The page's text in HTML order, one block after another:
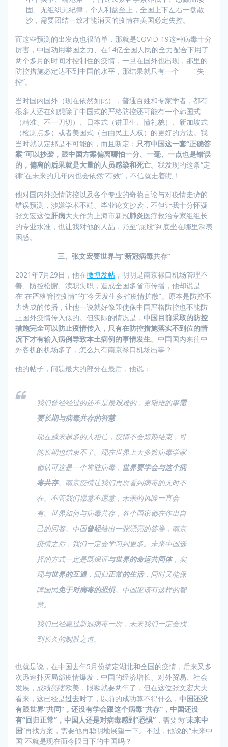
固、无组织无纪律，个人利益至上，全国上下左右一盘散
沙，需要团结一致才能消灭的疫情在美国必定失控。
而这些预测的出发点也很简单，那就是COVID-19这种病毒十分
厉害，中国动用举国之力、在14亿全国人民的全力配合下用了
两个多月的时间才控制住的疫情，一旦在国外也出现，那里的
防控措施必定达不到中国的水平，那结果就只有一个——“失
控”。
当时国内国外（现在依然如此），普通百姓和专家学者，都有
很多人还在幻想除了中国式的严格防控还可能有一个韩国式
（精准、不一刀切）、日本式（讲卫生、懂礼貌）、新加坡式
（检测点多）或者美国式（自由民主人权）的更好的方法。我
当时就认定那是不可能的，而且断定： 只有中国这一套“正确答
案”可以抄袭，跟中国方案偏离哪怕一分、一毫、一点也是错误
的，偏离的后果就是大量的人员感染和死亡。 我发现的这条“定
律”在未来的几年内也会依然“有效”，不信就走着瞧！
他对国内外疫情防控以及各个专业的奇葩言论与对疫情走势的
错误预测，涉嫌学术不端、毕业论文抄袭，不但让我十分怀疑
张文宏这位肝病大夫作为上海市新冠肺炎医疗救治专家组组长
的专业水准，也让我对他的人品，乃至“屁股”到底坐在哪里深表
困惑。
三、张文宏要世界与“新冠病毒共存”
2021年7月29日，他在微博发帖 ，明明是南京禄口机场管理不
善、防控松懈、渎职失职，造成全国多省市传播，他却说是
在“在严格管控疫情”的“今天发生多省疫情扩散”。原本是防控不
力造成的传播，让他一说就好像即使像中国严格防控也不能防
止国外疫情传入似的。但实际的情况是， 中国目前采取的防控
措施完全可以防止疫情传入，只有在防控措施落实不到位的情
况下才有输入病例导致本土病例的事情发生。中国国内来往中
外客机的机场多了，怎么只有南京禄口机场出事？
他的帖子，问题最大的部分在最后，他说：
我们曾经经过的还不是最艰难的，更艰难的事需
要长期与病毒共存的智慧
现在越来越多的人相信，疫情不会短期结束，可
能长期也结束不了。现在世界上大多数病毒学家
都认可这是一个常驻病毒， 世界要学会与这个病
毒共存。南京疫情让我们再次看到病毒的无时不
在。不管我们愿意不愿意，未来的风险一直会
有。世界如何与病毒共存，各个国家都在作出自
己的回答。中国曾经给出一张漂亮的答卷，南京
疫情之后，我们一定会学习到更多。未来中国选
择的方式一定是既保证与世界的命运共同体，实
现与世界的互通，回归正常的生活，同时又能保
障国民免于对病毒的恐惧。中国应该有这样的智
慧。
我们已经赢过新冠病毒一次，未来我们一定会找
到长久的制胜之道。
也就是说，在中国去年5月份搞定湖北和全国的疫情，后来又多
次迅速扑灭局部疫情爆发，中国的经济增长、对外贸易、社会
发展，成绩亮瞎欧美，眼瞅就要两年了，但在这位张文宏大夫
看来，这已经是过去时了，以前的成功算不得什么， 中国还没
有跟世界“共同”，还没有学会跟这个病毒“共存”，中国还没
有“回归正常”，中国人还是对病毒感到“恐惧” ，需要为“未来中
国”再找方案，需要他再聪明地展望一下。不过，他说的“未来中
国”不就是现在而今眼目下的中国吗？